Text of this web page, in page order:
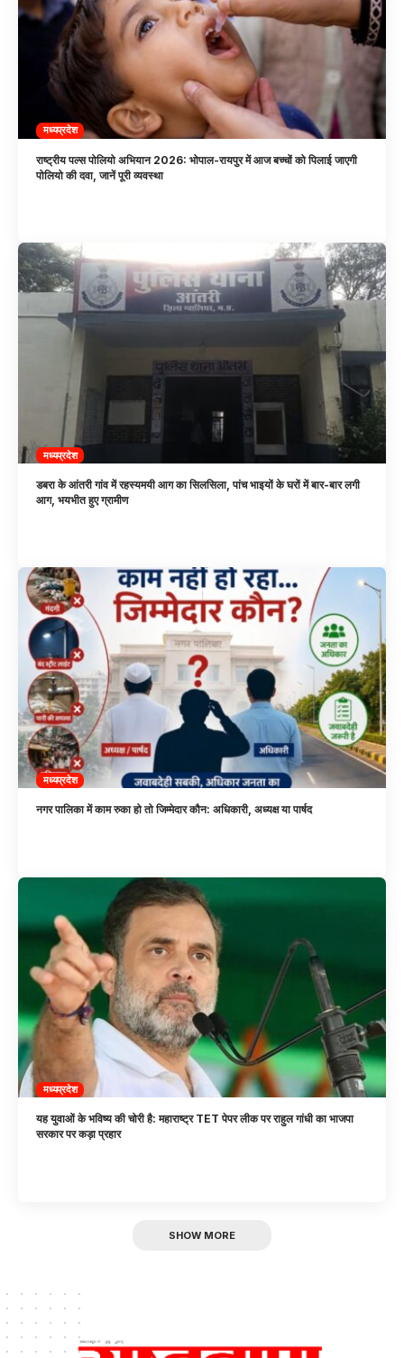
मध्यप्रदेश
राष्ट्रीय पल्स पोलियो अभियान 2026: भोपाल-रायपुर में आज बच्चों को पिलाई जाएगी
पोलियो की दवा, जानें पूरी व्यवस्था
मध्यप्रदेश
डबरा के आंतरी गांव में रहस्यमयी आग का सिलसिला, पांच भाइयों के घरों में बार-बार लगी
आग, भयभीत हुए ग्रामीण
मध्यप्रदेश
नगर पालिका में काम रुका हो तो जिम्मेदार कौन: अधिकारी, अध्यक्ष या पार्षद
मध्यप्रदेश
यह युवाओं के भविष्य की चोरी है: महाराष्ट्र TET पेपर लीक पर राहुल गांधी का भाजपा
सरकार पर कड़ा प्रहार
SHOW MORE